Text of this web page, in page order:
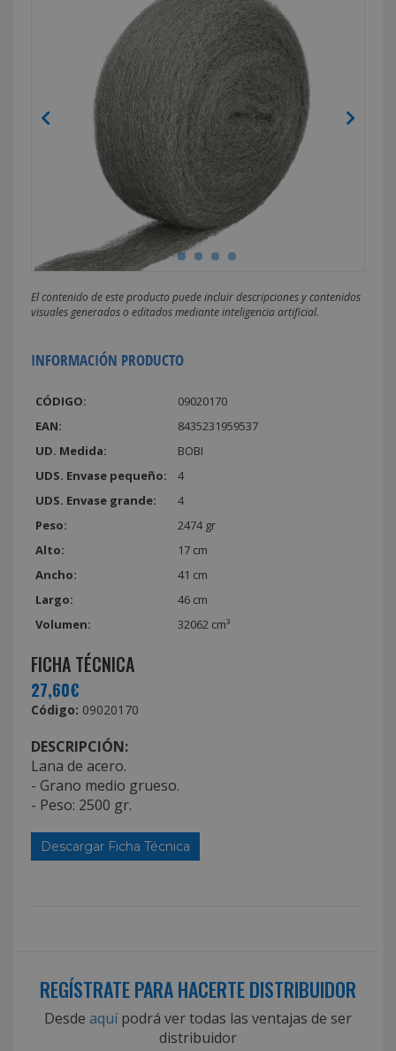
El contenido de este producto puede incluir descripciones y contenidos
visuales generados o editados mediante inteligencia artificial.
INFORMACIÓN PRODUCTO
CÓDIGO:
09020170
EAN:
8435231959537
UD. Medida:
BOBI
UDS. Envase pequeño:
4
UDS. Envase grande:
4
Peso:
2474 gr
Alto:
17 cm
Ancho:
41 cm
Largo:
46 cm
Volumen:
32062 cm³
FICHA TÉCNICA
27,60€
Código: 09020170
DESCRIPCIÓN:
Lana de acero.
- Grano medio grueso.
- Peso: 2500 gr.
Descargar Ficha Técnica
REGÍSTRATE PARA HACERTE DISTRIBUIDOR
Desde aquípodrá ver todas las ventajas de ser
distribuidor